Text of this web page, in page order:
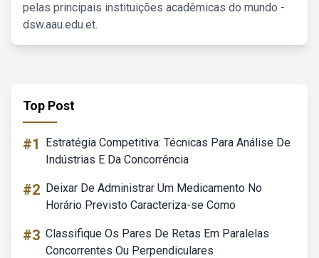
pelas principais instituições acadêmicas do mundo -
dsw.aau.edu.et.
Top Post
#1
Estratégia Competitiva: Técnicas Para Análise De
Indústrias E Da Concorrência
#2 Deixar De Administrar Um Medicamento No
Horário Previsto Caracteriza-se Como
#3 Classifique Os Pares De Retas Em Paralelas
Concorrentes Ou Perpendiculares